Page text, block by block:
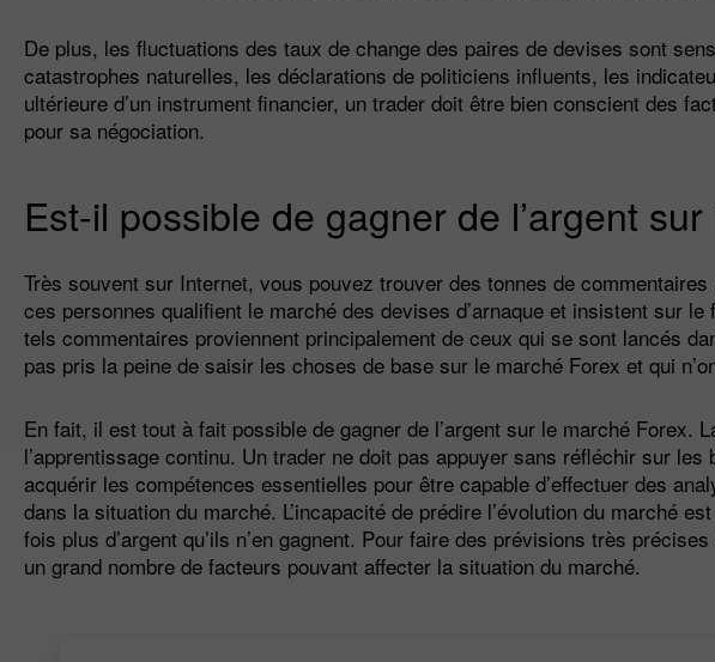
De plus, les fluctuations des taux de change des paires de devises sont
catastrophes naturelles, les déclarations de politiciens influents, les
ultérieure d’un instrument financier, un trader doit être bien conscient des
pour sa négociation.
Est-il possible de gagner de l’argent
Très souvent sur Internet, vous pouvez trouver des tonnes de
ces personnes qualifient le marché des devises d’arnaque et insistent sur
tels commentaires proviennent principalement de ceux qui se sont lancés
pas pris la peine de saisir les choses de base sur le marché Forex et qui
En fait, il est tout à fait possible de gagner de l’argent sur le marché Forex.
l’apprentissage continu. Un trader ne doit pas appuyer sans réfléchir sur
acquérir les compétences essentielles pour être capable d’effectuer des
dans la situation du marché. L’incapacité de prédire l’évolution du marché
fois plus d’argent qu’ils n’en gagnent. Pour faire des prévisions très
un grand nombre de facteurs pouvant affecter la situation du marché.